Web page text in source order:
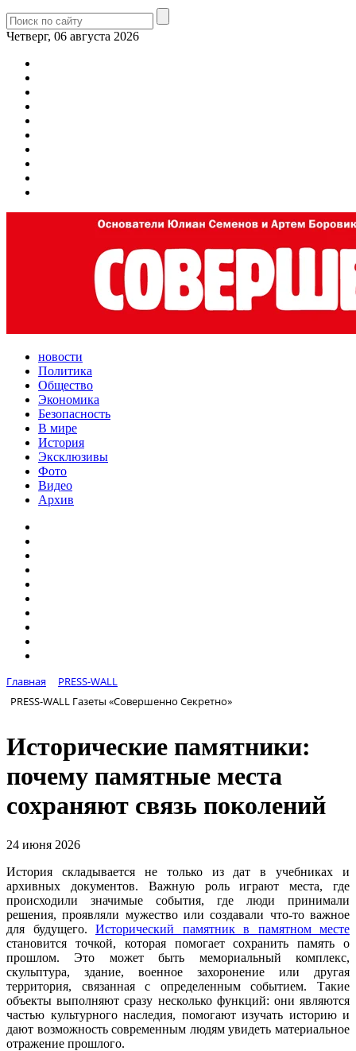
Четверг, 06 августа 2026
новости
Политика
Общество
Экономика
Безопасность
В мире
История
Эксклюзивы
Фото
Видео
Архив
Главная
PRESS-WALL
PRESS-WALL Газеты «Совершенно Секретно»
Исторические памятники:
почему памятные места
сохраняют связь поколений
24 июня 2026
История складывается не только из дат в учебниках и
архивных документов. Важную роль играют места, где
происходили значимые события, где люди принимали
решения, проявляли мужество или создавали что-то важное
для будущего. Исторический памятник в памятном месте
становится точкой, которая помогает сохранить память о
прошлом. Это может быть мемориальный комплекс,
скульптура, здание, военное захоронение или другая
территория, связанная с определенным событием. Такие
объекты выполняют сразу несколько функций: они являются
частью культурного наследия, помогают изучать историю и
дают возможность современным людям увидеть материальное
отражение прошлого.